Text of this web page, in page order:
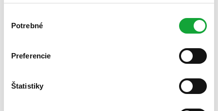
súhlasu
Potrebné
Preferencie
Štatistiky